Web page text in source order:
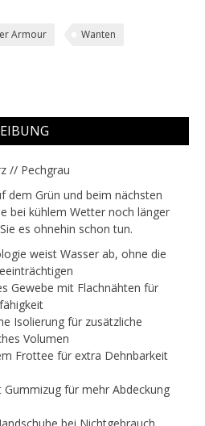
Armour Wanten
// Pechgrau
dem Grün und beim nächsten
bei kühlem Wetter noch länger
es ohnehin schon tun.
weist Wasser ab, ohne die
Gewebe mit Flachnähten für
Isolierung für zusätzliche
Volumen
Frottee für extra Dehnbarkeit
Gummizug für mehr Abdeckung